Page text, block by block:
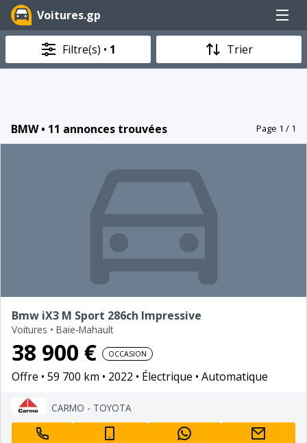
Voitures.gp Menu
Filtre(s) • 1 Trier
BMW • 11 annonces trouvées Page 1 / 1
Bmw iX3 M Sport 286ch Impressive
Voitures • Baie-Mahault
38 900 € OCCASION
Offre 59 700 km 2022 Électrique Automatique
CARMO - TOYOTA